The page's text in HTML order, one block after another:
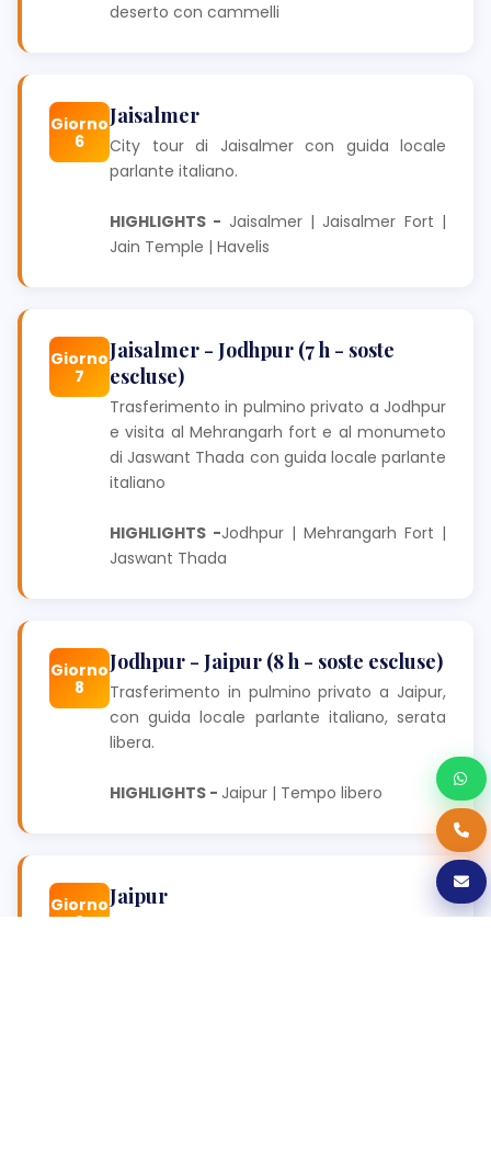
deserto con cammelli
Giorno
6
Jaisalmer
City tour di Jaisalmer con guida locale
parlante italiano.
HIGHLIGHTS - Jaisalmer | Jaisalmer Fort |
Jain Temple | Havelis
Giorno
7
Jaisalmer - Jodhpur (7 h - soste
escluse)
Trasferimento in pulmino privato a Jodhpur
e visita al Mehrangarh fort e al monumeto
di Jaswant Thada con guida locale parlante
italiano
HIGHLIGHTS -Jodhpur | Mehrangarh Fort |
Jaswant Thada
Giorno
8
Jodhpur - Jaipur (8 h - soste escluse)
Trasferimento in pulmino privato a Jaipur,
con guida locale parlante italiano, serata
libera.
HIGHLIGHTS - Jaipur | Tempo libero
Giorno
9
Jaipur